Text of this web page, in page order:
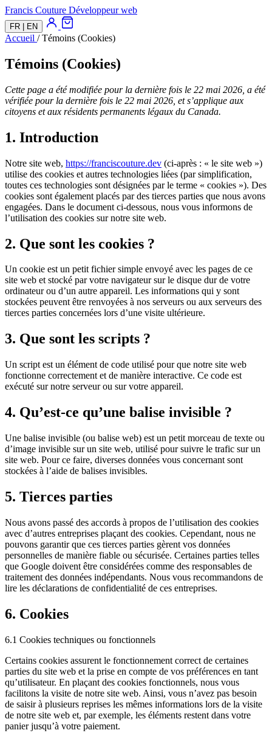
Francis Couture Développeur web
FR EN
Accueil / Témoins (Cookies)
Témoins (Cookies)
Cette page a été modifiée pour la dernière fois le 22 mai 2026, a été
vérifiée pour la dernière fois le 22 mai 2026, et s’applique aux
citoyens et aux résidents permanents légaux du Canada.
1. Introduction
Notre site web, https://franciscouture.dev (ci-après : « le site web »)
utilise des cookies et autres technologies liées (par simplification,
toutes ces technologies sont désignées par le terme « cookies »). Des
cookies sont également placés par des tierces parties que nous avons
engagées. Dans le document ci-dessous, nous vous informons de
l’utilisation des cookies sur notre site web.
2. Que sont les cookies ?
Un cookie est un petit fichier simple envoyé avec les pages de ce
site web et stocké par votre navigateur sur le disque dur de votre
ordinateur ou d’un autre appareil. Les informations qui y sont
stockées peuvent être renvoyées à nos serveurs ou aux serveurs des
tierces parties concernées lors d’une visite ultérieure.
3. Que sont les scripts ?
Un script est un élément de code utilisé pour que notre site web
fonctionne correctement et de manière interactive. Ce code est
exécuté sur notre serveur ou sur votre appareil.
4. Qu’est-ce qu’une balise invisible ?
Une balise invisible (ou balise web) est un petit morceau de texte ou
d’image invisible sur un site web, utilisé pour suivre le trafic sur un
site web. Pour ce faire, diverses données vous concernant sont
stockées à l’aide de balises invisibles.
5. Tierces parties
Nous avons passé des accords à propos de l’utilisation des cookies
avec d’autres entreprises plaçant des cookies. Cependant, nous ne
pouvons garantir que ces tierces parties gèrent vos données
personnelles de manière fiable ou sécurisée. Certaines parties telles
que Google doivent être considérées comme des responsables de
traitement des données indépendants. Nous vous recommandons de
lire les déclarations de confidentialité de ces entreprises.
6. Cookies
6.1 Cookies techniques ou fonctionnels
Certains cookies assurent le fonctionnement correct de certaines
parties du site web et la prise en compte de vos préférences en tant
qu’utilisateur. En plaçant des cookies fonctionnels, nous vous
facilitons la visite de notre site web. Ainsi, vous n’avez pas besoin
de saisir à plusieurs reprises les mêmes informations lors de la visite
de notre site web et, par exemple, les éléments restent dans votre
panier jusqu’à votre paiement.